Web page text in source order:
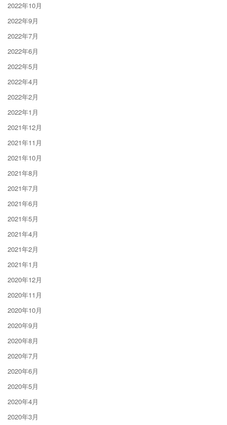
2022年10月
2022年9月
2022年7月
2022年6月
2022年5月
2022年4月
2022年2月
2022年1月
2021年12月
2021年11月
2021年10月
2021年8月
2021年7月
2021年6月
2021年5月
2021年4月
2021年2月
2021年1月
2020年12月
2020年11月
2020年10月
2020年9月
2020年8月
2020年7月
2020年6月
2020年5月
2020年4月
2020年3月